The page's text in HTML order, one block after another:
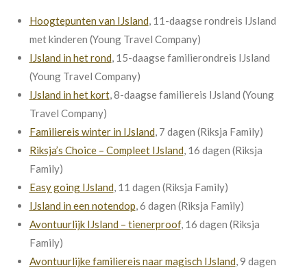
Hoogtepunten van IJsland, 11-daagse rondreis IJsland
met kinderen (Young Travel Company)
IJsland in het rond, 15-daagse familierondreis IJsland
(Young Travel Company)
IJsland in het kort, 8-daagse familiereis IJsland (Young
Travel Company)
Familiereis winter in IJsland, 7 dagen (Riksja Family)
Riksja’s Choice – Compleet IJsland, 16 dagen (Riksja
Family)
Easy going IJsland, 11 dagen (Riksja Family)
IJsland in een notendop, 6 dagen (Riksja Family)
Avontuurlijk IJsland – tienerproof, 16 dagen (Riksja
Family)
Avontuurlijke familiereis naar magisch IJsland, 9 dagen